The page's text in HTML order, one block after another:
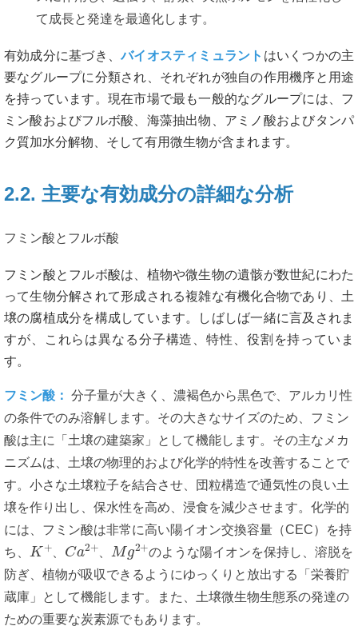
て成長と発達を最適化します。
有効成分に基づき、バイオスティミュラント はいくつかの主
要なグループに分類され、それぞれが独自の作用機序と用途
を持っています。現在市場で最も一般的なグループには、フ
ミン酸およびフルボ酸、海藻抽出物、アミノ酸およびタンパ
ク質加水分解物、そして有用微生物が含まれます。
2.2. 主要な有効成分の詳細な分析
フミン酸とフルボ酸
フミン酸とフルボ酸は、植物や微生物の遺骸が数世紀にわた
って生物分解されて形成される複雑な有機化合物であり、土
壌の腐植成分を構成しています。しばしば一緒に言及されま
すが、これらは異なる分子構造、特性、役割を持っていま
す。
フミン酸： 分子量が大きく、濃褐色から黒色で、アルカリ性
の条件でのみ溶解します。その大きなサイズのため、フミン
酸は主に「土壌の建築家」として機能します。その主なメカ
ニズムは、土壌の物理的および化学的特性を改善することで
す。小さな土壌粒子を結合させ、団粒構造で通気性の良い土
壌を作り出し、保水性を高め、浸食を減少させます。化学的
には、フミン酸は非常に高い陽イオン交換容量（CEC）を持
ち、
K+ Ca2 + Mg 2 +
のような陽イオンを保持し、溶脱を
防ぎ、植物が吸収できるようにゆっくりと放出する「栄養貯
蔵庫」として機能します。また、土壌微生物生態系の発達の
ための重要な炭素源でもあります。